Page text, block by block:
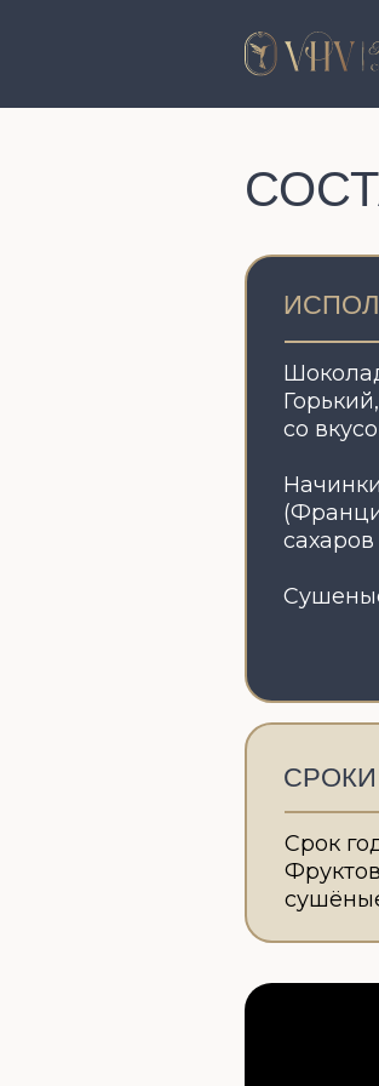
со вкусом
Начинки:
сахаров
Сушеные,
Срок
Фруктовый
СРОКИ